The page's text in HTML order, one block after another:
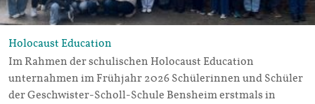
Holocaust Education
Im Rahmen der schulischen Holocaust Education
unternahmen im Frühjahr 2026 Schülerinnen und Schüler
der Geschwister-Scholl-Schule Bensheim erstmals in